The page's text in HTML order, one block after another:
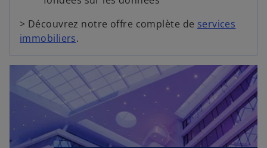
> Découvrez notre offre complète de services
immobiliers.